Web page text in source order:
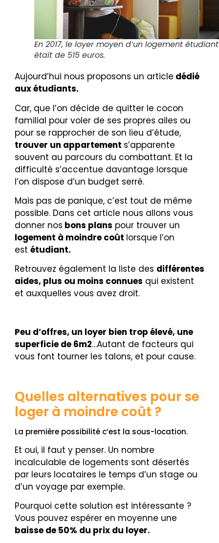
En 2017, le loyer moyen d’un logement étudiant
était de 515 euros.
Aujourd’hui nous proposons un article dédié
aux étudiants.
Car, que l’on décide de quitter le cocon
familial pour voler de ses propres ailes ou
pour se rapprocher de son lieu d’étude,
trouver un appartement s’apparente
souvent au parcours du combattant. Et la
difficulté s’accentue davantage lorsque
l’on dispose d’un budget serré.
Mais pas de panique, c’est tout de même
possible. Dans cet article nous allons vous
donner nos bons plans pour trouver un
logement à moindre coût lorsque l’on
est étudiant.
Retrouvez également la liste des différentes
aides, plus ou moins connues qui existent
et auxquelles vous avez droit.
Peu d’offres, un loyer bien trop élevé, une
superficie de 6m2…Autant de facteurs qui
vous font tourner les talons, et pour cause.
Quelles alternatives pour se
loger à moindre coût ?
La première possibilité c’est la sous-location.
Et oui, il faut y penser. Un nombre
incalculable de logements sont désertés
par leurs locataires le temps d’un stage ou
d’un voyage par exemple.
Pourquoi cette solution est intéressante ?
Vous pouvez espérer en moyenne une
baisse de 50% du prix du loyer.